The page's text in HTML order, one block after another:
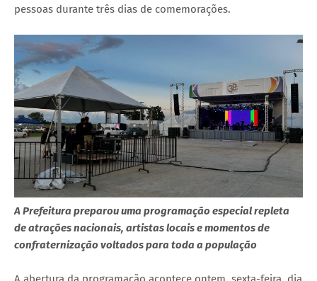
pessoas durante três dias de comemorações.
A Prefeitura preparou uma programação especial repleta
de atrações nacionais, artistas locais e momentos de
confraternização voltados para toda a população